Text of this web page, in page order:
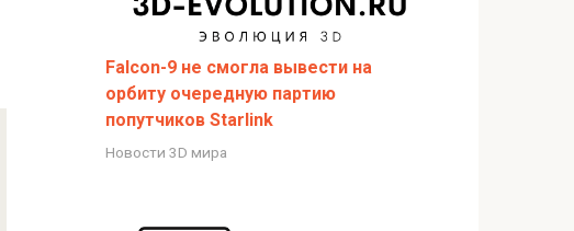
Falcon-9 не смогла вывести на
орбиту очередную партию
попутчиков Starlink
Новости 3D мира